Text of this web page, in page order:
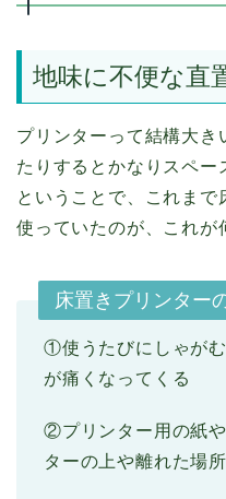
地味に不便な直
プリンターって結構大き
たりするとかなりスペー
ということで、これまで
使っていたのが、これが
床置きプリンター
①使うたびにしゃが
が痛くなってくる
②プリンター用の紙
ターの上や離れた場